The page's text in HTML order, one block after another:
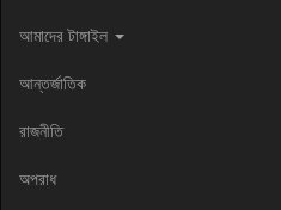
আমাদের টাঙ্গাইল
আন্তর্জাতিক
রাজনীতি
অপরাধ